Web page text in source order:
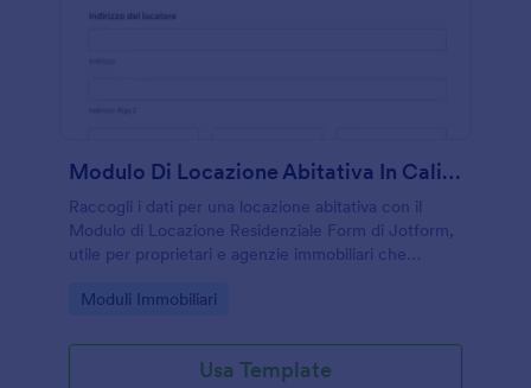
Modulo Di Locazione Abitativa In California
Raccogli i dati per una locazione abitativa con il
Modulo di Locazione Residenziale Form di Jotform,
utile per proprietari e agenzie immobiliari che
modulo online.
Go to Category:
Moduli Immobiliari
Usa Template